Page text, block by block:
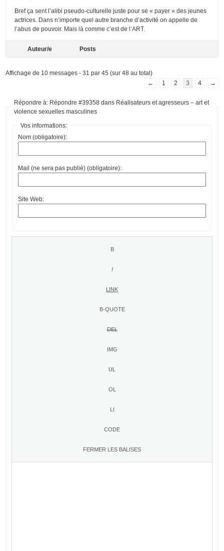
Bref ça sent l’alibi pseudo-culturelle juste pour se « payer » des jeunes
actrices. Dans n’importe quel autre branche d’activité on appelle de
l’abus de pouvoir. Mais là comme c’est de l’ART.
Auteur/e Posts
Affichage de 10 messages - 31 par 45 (sur 48 au total)
←
1 2 3 4 →
Répondre à: Répondre #39358 dans Réalisateurs et agresseurs – art et
violence sexuelles masculines
Vos informations:
Nom (obligatoire):
Mail (ne sera pas publié) (obligatoire):
Site Web: